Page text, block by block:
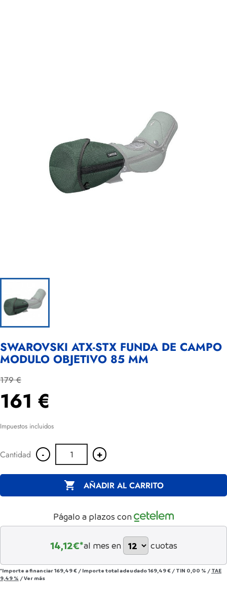
SWAROVSKI ATX-STX FUNDA DE CAMPO
MODULO OBJETIVO 85 MM
179 €
161 €
Impuestos incluidos
Cantidad - +
 AÑADIR AL CARRITO
Págalo a plazos con
14,12€*al mes en cuotas
*Importe a financiar169,49 € / Importe total adeudado169,49 € / TIN 0,00 % / TAE
9,49 % /Ver más